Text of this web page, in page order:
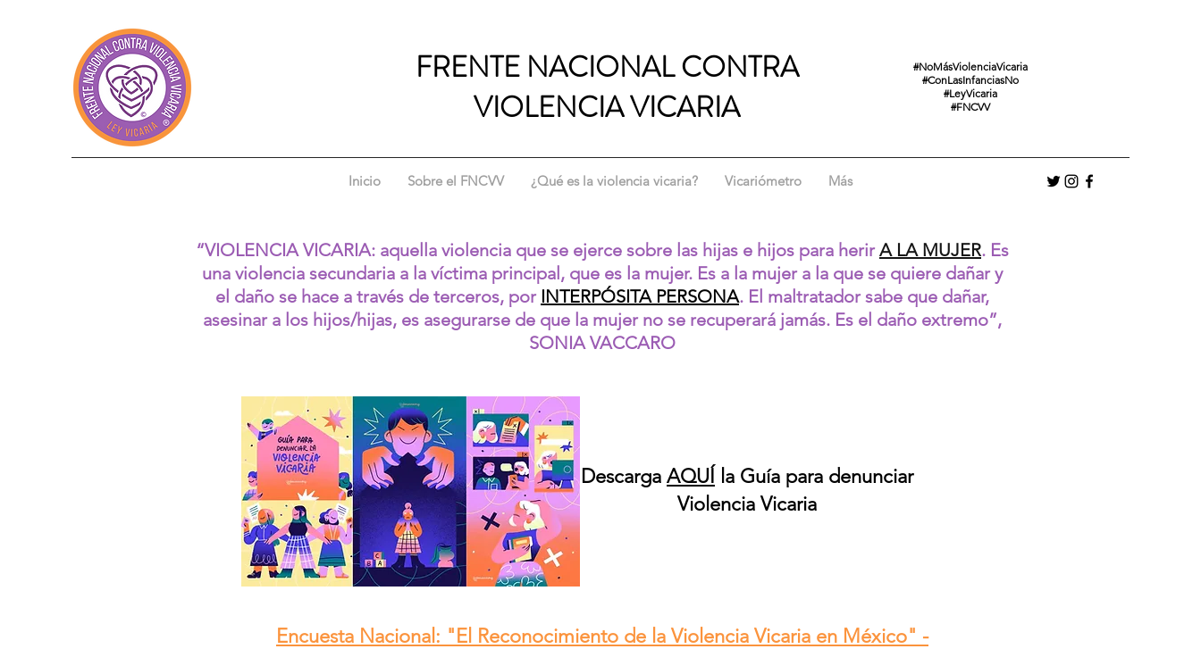
FRENTE NACIONAL CONTRA
VIOLENCIA VICARIA
#NoMásViolenciaVicaria
#ConLasInfanciasNo
#LeyVicaria
#FNCVV
Inicio Sobre el FNCVV ¿Qué es la violencia vicaria? Vicariómetro Más
“VIOLENCIA VICARIA: aquella violencia que se ejerce sobre las hijas e hijos para herirA LA MUJER. Es
una violencia secundaria a la víctima principal, que es la mujer. Es a la mujer a la que se quiere dañar y
el daño se hace a través de terceros, por INTERPÓSITA PERSONA. El maltratador sabe que dañar,
asesinar a los hijos/hijas, es asegurarse de que la mujer no se recuperará jamás. Es el daño extremo”,
SONIA VACCARO
Descarga AQUÍ
la Guía para denunciar
Violencia Vicaria
Encuesta Nacional: "El Reconocimiento de la Violencia Vicaria en México" -